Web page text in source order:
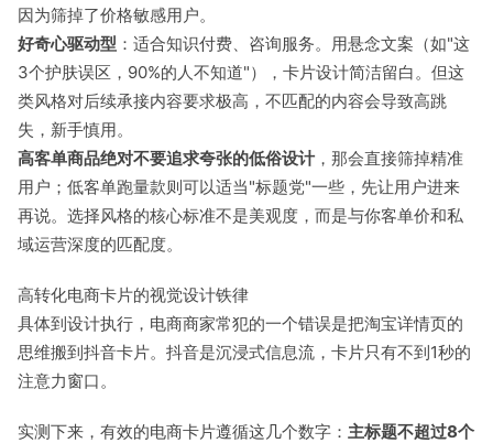
因为筛掉了价格敏感用户。
好奇心驱动型 ：适合知识付费、咨询服务。用悬念文案（如"这
3个护肤误区，90%的人不知道"），卡片设计简洁留白。但这
类风格对后续承接内容要求极高，不匹配的内容会导致高跳
失，新手慎用。
高客单商品绝对不要追求夸张的低俗设计，那会直接筛掉精准
用户；低客单跑量款则可以适当"标题党"一些，先让用户进来
再说。选择风格的核心标准不是美观度，而是与你客单价和私
域运营深度的匹配度。
高转化电商卡片的视觉设计铁律
具体到设计执行，电商商家常犯的一个错误是把淘宝详情页的
思维搬到抖音卡片。抖音是沉浸式信息流，卡片只有不到1秒的
注意力窗口。
实测下来，有效的电商卡片遵循这几个数字： 主标题不超过8个